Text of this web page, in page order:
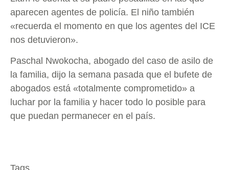
aparecen agentes de policía. El niño también
«recuerda el momento en que los agentes del ICE
nos detuvieron».
Paschal Nwokocha, abogado del caso de asilo de
la familia, dijo la semana pasada que el bufete de
abogados está «totalmente comprometido» a
luchar por la familia y hacer todo lo posible para
que puedan permanecer en el país.
Tags